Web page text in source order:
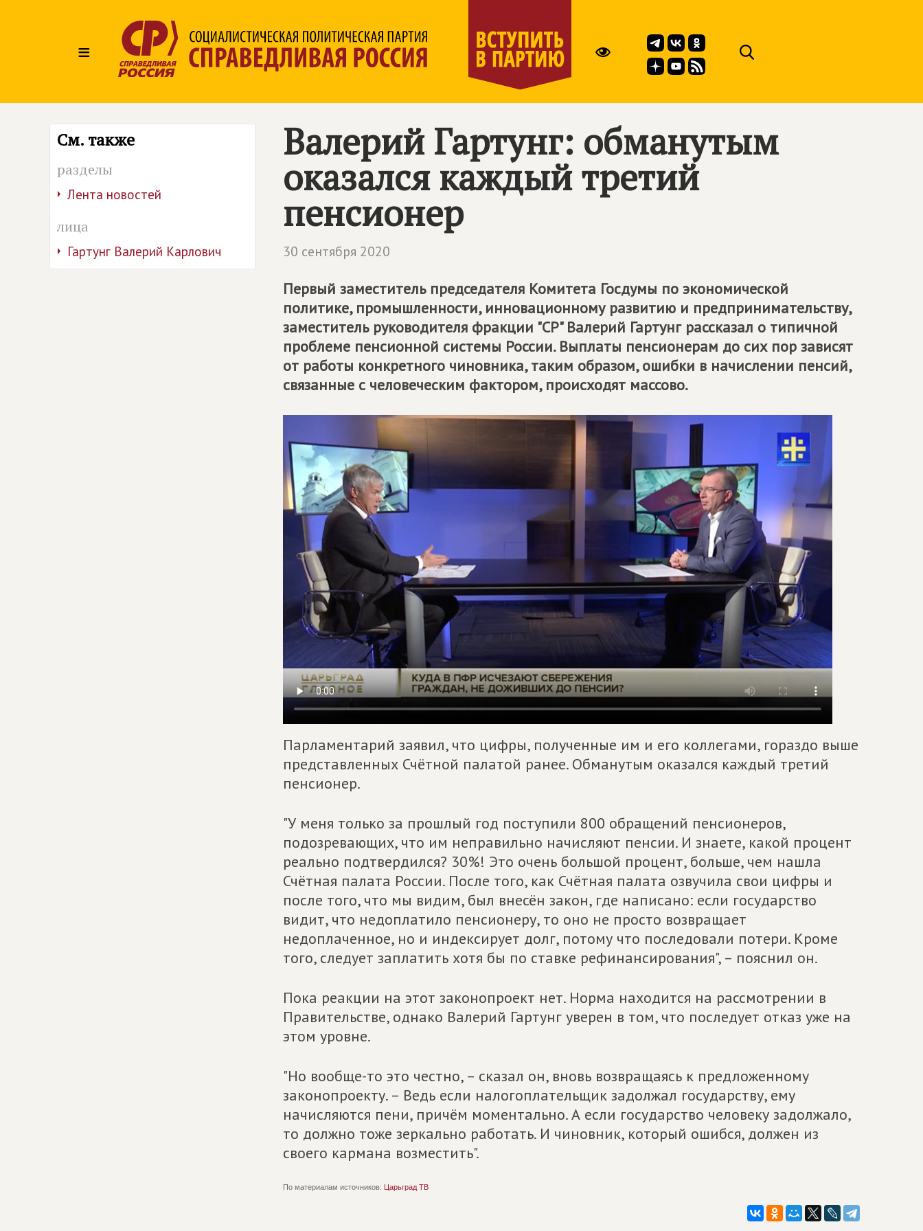
≡
См. также
разделы
Лента новостей
лица
Гартунг Валерий Карлович
Валерий Гартунг: обманутым
оказался каждый третий
пенсионер
30 сентября 2020
Первый заместитель председателя Комитета Госдумы по экономической
политике, промышленности, инновационному развитию и предпринимательству,
заместитель руководителя фракции "СР" Валерий Гартунг рассказал о типичной
проблеме пенсионной системы России. Выплаты пенсионерам до сих пор зависят
от работы конкретного чиновника, таким образом, ошибки в начислении пенсий,
связанные с человеческим фактором, происходят массово.
Парламентарий заявил, что цифры, полученные им и его коллегами, гораздо выше
представленных Счётной палатой ранее. Обманутым оказался каждый третий
пенсионер.
"У меня только за прошлый год поступили 800 обращений пенсионеров,
подозревающих, что им неправильно начисляют пенсии. И знаете, какой процент
реально подтвердился? 30%! Это очень большой процент, больше, чем нашла
Счётная палата России. После того, как Счётная палата озвучила свои цифры и
после того, что мы видим, был внесён закон, где написано: если государство
видит, что недоплатило пенсионеру, то оно не просто возвращает
недоплаченное, но и индексирует долг, потому что последовали потери. Кроме
того, следует заплатить хотя бы по ставке рефинансирования", – пояснил он.
Пока реакции на этот законопроект нет. Норма находится на рассмотрении в
Правительстве, однако Валерий Гартунг уверен в том, что последует отказ уже на
этом уровне.
"Но вообще-то это честно, – сказал он, вновь возвращаясь к предложенному
законопроекту. – Ведь если налогоплательщик задолжал государству, ему
начисляются пени, причём моментально. А если государство человеку задолжало,
то должно тоже зеркально работать. И чиновник, который ошибся, должен из
своего кармана возместить".
По материалам источников: Царьград ТВ